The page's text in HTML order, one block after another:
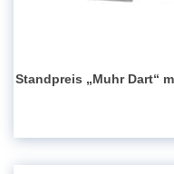
Standpreis „Muhr Dart“